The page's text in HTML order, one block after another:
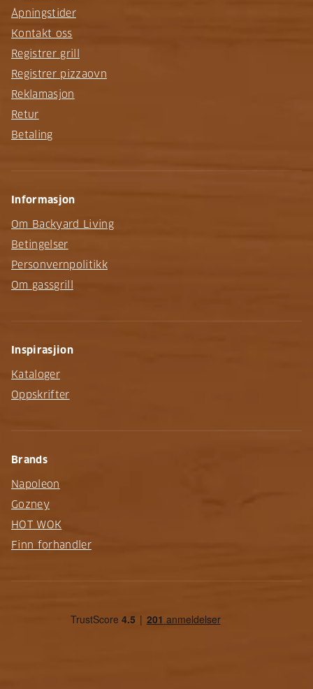
Åpningstider
Kontakt oss
Registrer grill
Registrer pizzaovn
Reklamasjon
Retur
Betaling
Informasjon
Om Backyard Living
Betingelser
Personvernpolitikk
Om gassgrill
Inspirasjion
Kataloger
Oppskrifter
Brands
Napoleon
Gozney
HOT WOK
Finn forhandler